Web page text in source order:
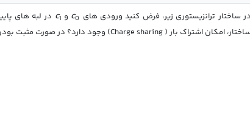
در ساختار ترانزیستوری زیر، فرض کنید ورودی های c0 و c1
ساختار، امکان اشتراک بار ( Charge sharing) وجود دارد؟ در صورت مثبت بودن پاسخ،به ازای کدام ورودی اتفاق می افتد؟